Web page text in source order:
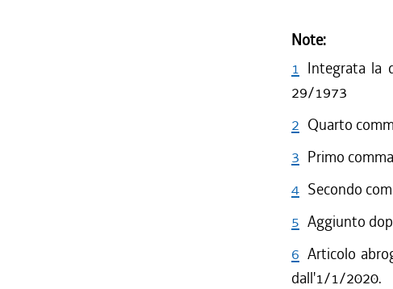
Note:
1 Integrata la
29/1973
2 Quarto
3 Primo
4 Secondo
5 Aggiunto
6 Articolo
dall'1/1/2020.